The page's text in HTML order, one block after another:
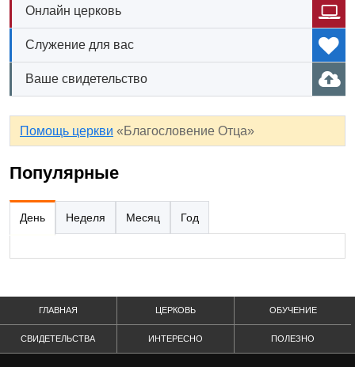
Онлайн церковь
Служение для вас
Ваше свидетельство
Помощь церкви «Благословение Отца»
Популярные
День Неделя Месяц Год
ГЛАВНАЯ ЦЕРКОВЬ ОБУЧЕНИЕ
СВИДЕТЕЛЬСТВА ИНТЕРЕСНО ПОЛЕЗНО